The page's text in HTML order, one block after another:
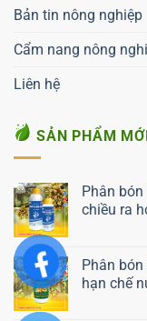
Bản tin nông nghiệp
Cẩm nang nông
Liên hệ
SẢN PHẨM
Phân
chiều ra
Phân
hạn chế
Liên hệ